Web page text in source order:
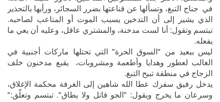
في جناج التبغ، وتسألها عن قناعتها بضرر السجائر، ورأيها بالتحذير
الذي يشير إلى أن التدخين يسبب الموت أو المتاعب لصاحبه.
تبتسم وتقول: أنا لست مدخنة، والمشتري عاقل، وعليه أن يعي ما
يفعله.
ليس ببعيد من "السوق الحرة" التي تحتلها ماركات أجنبية في
الغالب لعطور وهدايا وأطعمة ومشروبات، يقبع مدخنون خلف
الزجاج في منطقة تبيح التبغ.
يدخل رفيق سفرك عطا الله شاهين إلى الغرفة محكمة الإغلاق،
وسرعان ما يخرج ويقول: "الجو قاتل ولا يطاق". تبتسم وتعلّق:"